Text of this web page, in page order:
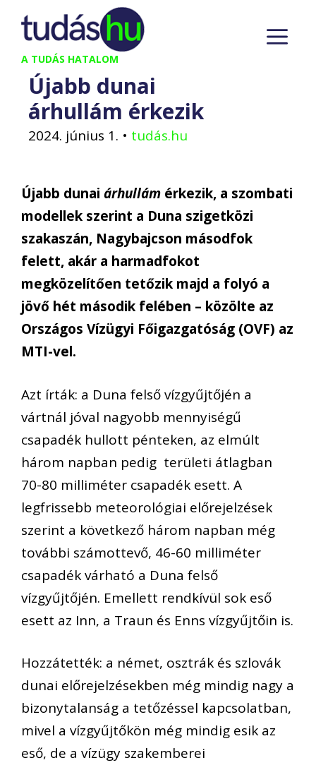
Kilépés
tartalomba
A TUDÁS HATALOM
Újabb dunai
árhullám érkezik
2024. június 1. • tudás.hu
Újabb dunai árhullám érkezik, a szombati
modellek szerint a Duna szigetközi
szakaszán, Nagybajcson másodfok
felett, akár a harmadfokot
megközelítően tetőzik majd a folyó a
jövő hét második felében – közölte az
Országos Vízügyi Főigazgatóság (OVF) az
MTI-vel.
Azt írták: a Duna felső vízgyűjtőjén a
vártnál jóval nagyobb mennyiségű
csapadék hullott pénteken, az elmúlt
három napban pedig területi átlagban
70-80 milliméter csapadék esett. A
legfrissebb meteorológiai előrejelzések
szerint a következő három napban még
további számottevő, 46-60 milliméter
csapadék várható a Duna felső
vízgyűjtőjén. Emellett rendkívül sok eső
esett az Inn, a Traun és Enns vízgyűjtőin is.
Hozzátették: a német, osztrák és szlovák
dunai előrejelzésekben még mindig nagy a
bizonytalanság a tetőzéssel kapcsolatban,
mivel a vízgyűjtőkön még mindig esik az
eső, de a vízügy szakemberei